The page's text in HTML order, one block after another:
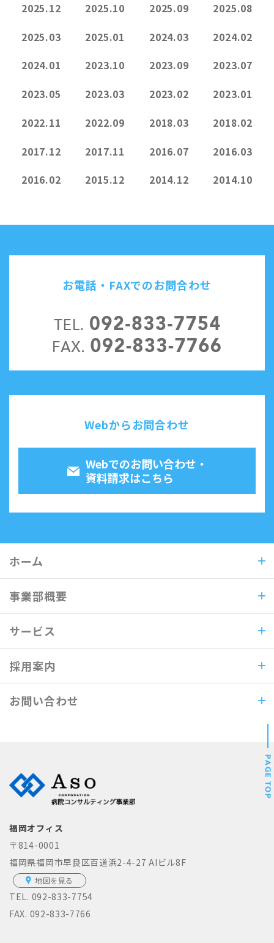
2025.12 2025.10 2025.09 2025.08
2025.03 2025.01 2024.03 2024.02
2024.01 2023.10 2023.09 2023.07
2023.05 2023.03 2023.02 2023.01
2022.11 2022.09 2018.03 2018.02
2017.12 2017.11 2016.07 2016.03
2016.02 2015.12 2014.12 2014.10
お電話・FAXでのお問合わせ
Webからお問合わせ
Webでのお問い合わせ・
資料請求はこちら
ホーム
事業部概要
サービス
採用案内
お問い合わせ
福岡オフィス
〒814-0001
福岡県福岡市早良区百道浜2-4-27 AIビル8F
地図を見る
TEL. 092-833-7754
FAX. 092-833-7766